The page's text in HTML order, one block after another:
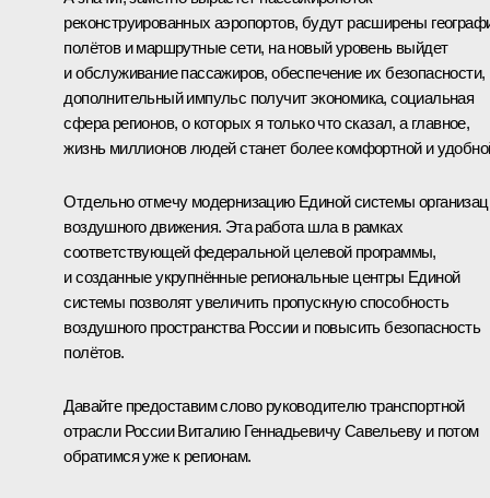
реконструированных аэропортов, будут расширены
полётов и маршрутные сети, на новый уровень выйдет
и обслуживание пассажиров, обеспечение их безопасности,
дополнительный импульс получит экономика, социальная
сфера регионов, о которых я только что сказал, а главное,
жизнь миллионов людей станет более комфортной и
Отдельно отмечу модернизацию Единой системы
воздушного движения. Эта работа шла в рамках
соответствующей федеральной целевой программы,
и созданные укрупнённые региональные центры Единой
системы позволят увеличить пропускную способность
воздушного пространства России и повысить безопасность
полётов.
Давайте предоставим слово руководителю транспортной
отрасли РоссииВиталию Геннадьевичу Савельевуи потом
обратимся уже к регионам.